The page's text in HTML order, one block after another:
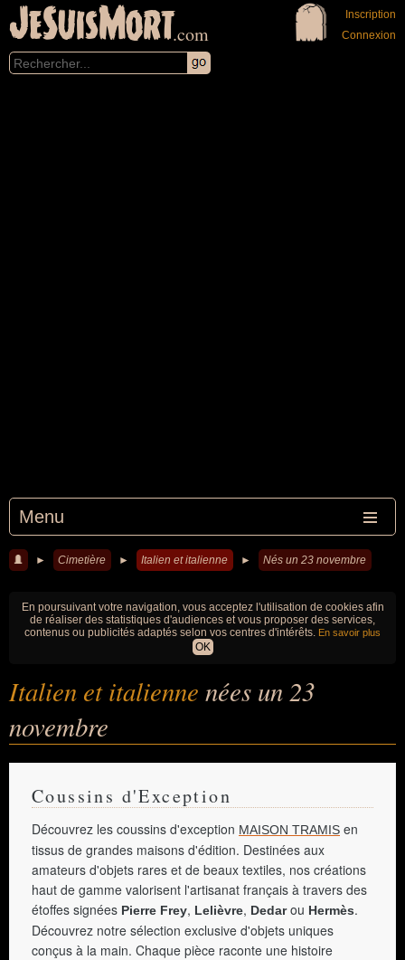
JeSuisMort.com
Menu
Inscription
Connexion
► Cimetière ► Italien et italienne ► Nés un 23 novembre
En poursuivant votre navigation, vous acceptez l'utilisation de cookies afin
de réaliser des statistiques d'audiences et vous proposer des services,
contenus ou publicités adaptés selon vos centres d'intérêts. En savoir plus
OK
Italien et italienne nées un 23
novembre
Coussins d'Exception
Découvrez les coussins d'exception MAISON TRAMIS en
tissus de grandes maisons d'édition. Destinées aux
amateurs d'objets rares et de beaux textiles, nos créations
haut de gamme valorisent l'artisanat français à travers des
étoffes signées Pierre Frey, Lelièvre, Dedarou Hermès.
Découvrez notre sélection exclusive d'objets uniques
conçus à la main. Chaque pièce raconte une histoire